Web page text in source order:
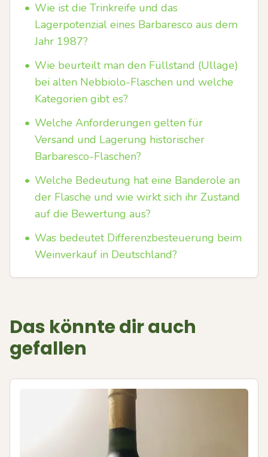
• Wie ist die Trinkreife und das
Lagerpotenzial eines Barbaresco aus dem
Jahr 1987?
• Wie beurteilt man den Füllstand (Ullage)
bei alten Nebbiolo-Flaschen und welche
Kategorien gibt es?
• Welche Anforderungen gelten für
Versand und Lagerung historischer
Barbaresco-Flaschen?
• Welche Bedeutung hat eine Banderole an
der Flasche und wie wirkt sich ihr Zustand
auf die Bewertung aus?
• Was bedeutet Differenzbesteuerung beim
Weinverkauf in Deutschland?
Das könnte dir auch
gefallen